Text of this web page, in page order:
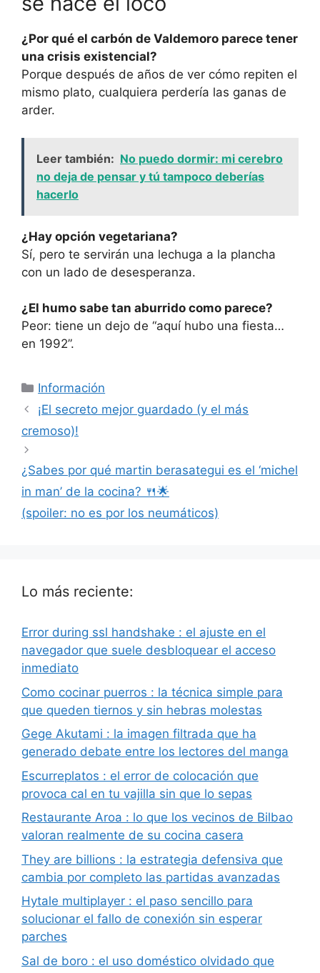
¿Por qué el carbón de Valdemoro parece tener
una crisis existencial?
Porque después de años de ver cómo repiten el
mismo plato, cualquiera perdería las ganas de
arder.
Leer también: No puedo dormir: mi cerebro
no deja de pensar y tú tampoco deberías
hacerlo
¿Hay opción vegetariana?
Sí, pero te servirán una lechuga a la plancha
con un lado de desesperanza.
¿El humo sabe tan aburrido como parece?
Peor: tiene un dejo de “aquí hubo una fiesta…
en 1992”.
Categorías
Información
¡El secreto mejor guardado (y el más
cremoso)!
¿Sabes por qué martin berasategui es el ‘michel
in man’ de la cocina? 🍴🌟
(spoiler: no es por los neumáticos)
Lo más reciente:
Error during ssl handshake : el ajuste en el
navegador que suele desbloquear el acceso
inmediato
Como cocinar puerros : la técnica simple para
que queden tiernos y sin hebras molestas
Gege Akutami : la imagen filtrada que ha
generado debate entre los lectores del manga
Escurreplatos : el error de colocación que
provoca cal en tu vajilla sin que lo sepas
Restaurante Aroa : lo que los vecinos de Bilbao
valoran realmente de su cocina casera
They are billions : la estrategia defensiva que
cambia por completo las partidas avanzadas
Hytale multiplayer : el paso sencillo para
solucionar el fallo de conexión sin esperar
parches
Sal de boro : el uso doméstico olvidado que